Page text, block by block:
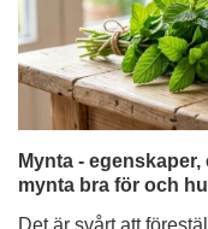
mynta bra för och
Det är svårt att
eller
en av de mest
årtusenden för sin
spektrum av
begreppet "mynta"
fascinerande sorter